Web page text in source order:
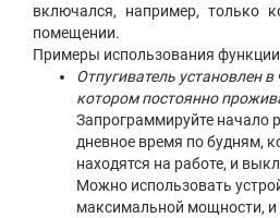
включался, например, только
помещении.
Примеры использования
Отпугиватель установлен
котором постоянно
Запрограммируйте начало
дневное время по будням,
находятся на работе, и
Можно использовать
максимальной мощности,